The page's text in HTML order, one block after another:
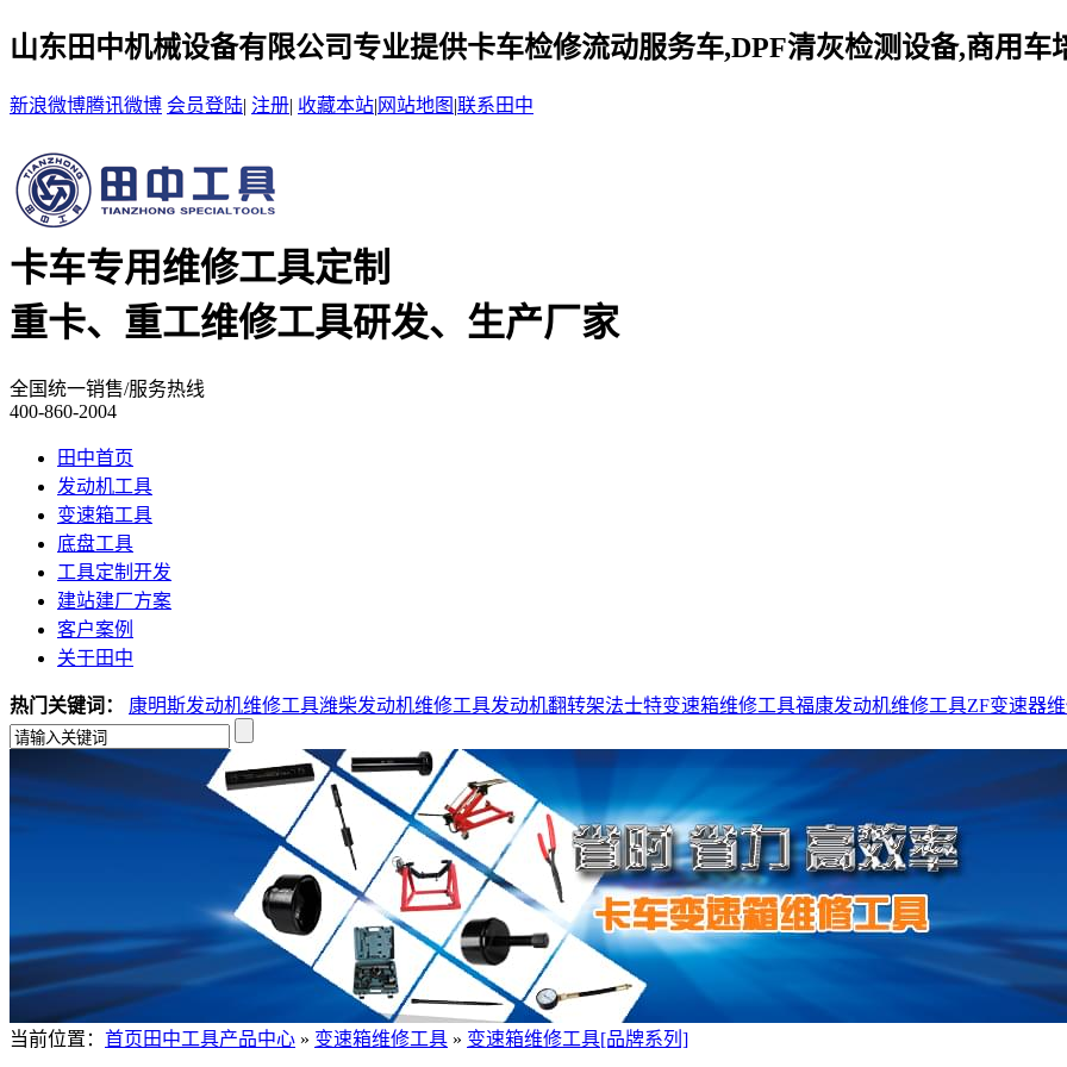
山东田中机械设备有限公司专业提供卡车检修流动服务车,DPF清灰检测设备,商用
新浪微博腾讯微博 会员登陆| 注册| 收藏本站| 网站地图 |联系田中
卡车专用维修工具定制
重卡、重工维修工具研发、生产厂家
全国统一销售/服务热线
400-860-2004
田中首页
发动机工具
变速箱工具
底盘工具
工具定制开发
建站建厂方案
客户案例
关于田中
热门关键词： 康明斯发动机维修工具潍柴发动机维修工具发动机翻转架法士特变速箱维修工具福康发动机维修工具ZF变速器
当前位置： 首页田中工具产品中心 » 变速箱维修工具 » 变速箱维修工具[品牌系列]